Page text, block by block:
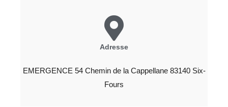
Adresse
EMERGENCE 54 Chemin de la Cappellane 83140 Six-
Fours